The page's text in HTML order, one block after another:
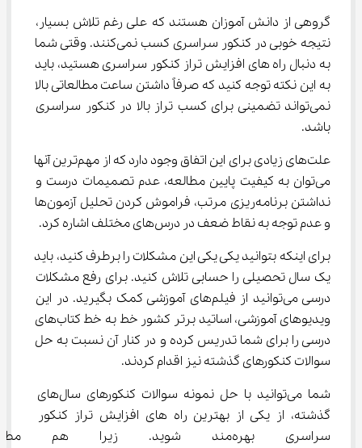
گروهی از دانش آموزان هستند که علی رغم تلاش بسیار،
نتیجه خوبی در کنکور سراسری کسب نمی‌کنند. وقتی شما
به دنبال راه ‌های افزایش تراز کنکور سراسری هستید، باید
به این نکته توجه کنید که صرفاً داشتن ساعت مطالعاتی بالا
نمی‌تواند تضمینی برای کسب تراز بالا در کنکور سراسری
باشد.
علت‌های زیادی برای این اتفاق وجود دارد که از مهم‌ترین آنها
می‌توان به کیفیت پایین مطالعه، عدم تصمیمات درست و
نداشتن برنامه‌ریزی مرتب، فراموش کردن تحلیل آزمون‌ها
و عدم توجه به نقاط ضعف در درس‌های مختلف اشاره کرد.
برای اینکه بتوانید یکی یکی این مشکلات را برطرف کنید، باید
یک سال تحصیلی را حسابی تلاش کنید. برای رفع مشکلات
درسی می‌توانید از فیلم‌های آموزشی کمک بگیرید. در این
ویدیوهای آموزشی، اساتید برتر کشور خط به خط کتاب‌های
درسی را برای شما تدریس کرده و در کنار آن نسبت به حل
سوالات کنکورهای گذشته نیز اقدام کردند.
شما می‌توانید با حل نمونه سوالات کنکورهای سال‌های
گذشته، از یکی از بهترین راه ‌های افزایش تراز کنکور
سراسری بهره‌مند شوید. زیرا